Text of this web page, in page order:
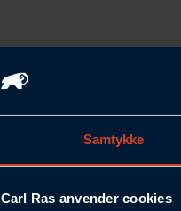
Samtykke
Carl Ras anvender cookies